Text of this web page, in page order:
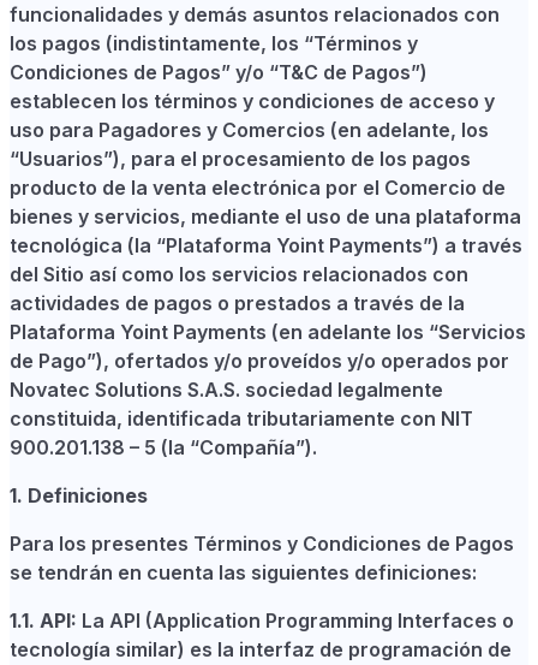
funcionalidades y demás asuntos relacionados con
los pagos (indistintamente, los “Términos y
Condiciones de Pagos” y/o “T&C de Pagos”)
establecen los términos y condiciones de acceso y
uso para Pagadores y Comercios (en adelante, los
“Usuarios”), para el procesamiento de los pagos
producto de la venta electrónica por el Comercio de
bienes y servicios, mediante el uso de una plataforma
tecnológica (la “Plataforma Yoint Payments”) a través
del Sitio así como los servicios relacionados con
actividades de pagos o prestados a través de la
Plataforma Yoint Payments (en adelante los “Servicios
de Pago”), ofertados y/o proveídos y/o operados por
Novatec Solutions S.A.S. sociedad legalmente
constituida, identificada tributariamente con NIT
900.201.138 – 5 (la “Compañía”).
1. Definiciones
Para los presentes Términos y Condiciones de Pagos
se tendrán en cuenta las siguientes definiciones:
1.1. API: La API (Application Programming Interfaces o
tecnología similar) es la interfaz de programación de